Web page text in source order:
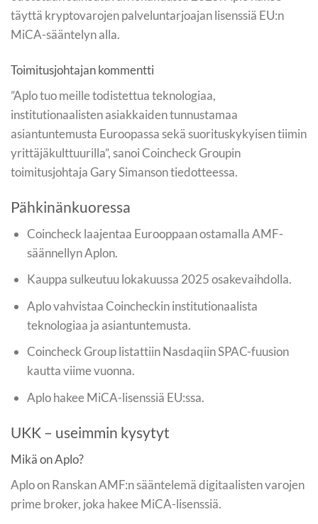
täyttä kryptovarojen palveluntarjoajan lisenssiä EU:n
MiCA-sääntelyn alla.
Toimitusjohtajan kommentti
”Aplo tuo meille todistettua teknologiaa,
institutionaalisten asiakkaiden tunnustamaa
asiantuntemusta Euroopassa sekä suorituskykyisen tiimin
yrittäjäkulttuurilla”, sanoi Coincheck Groupin
toimitusjohtaja Gary Simanson tiedotteessa.
Pähkinänkuoressa
Coincheck laajentaa Eurooppaan ostamalla AMF-
säännellyn Aplon.
Kauppa sulkeutuu lokakuussa 2025 osakevaihdolla.
Aplo vahvistaa Coincheckin institutionaalista
teknologiaa ja asiantuntemusta.
Coincheck Group listattiin Nasdaqiin SPAC-fuusion
kautta viime vuonna.
Aplo hakee MiCA-lisenssiä EU:ssa.
UKK – useimmin kysytyt
Mikä on Aplo?
Aplo on Ranskan AMF:n sääntelemä digitaalisten varojen
prime broker, joka hakee MiCA-lisenssiä.